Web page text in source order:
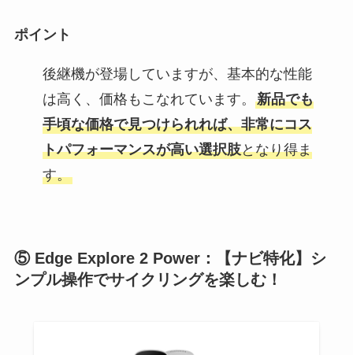
ポイント
後継機が登場していますが、基本的な性能
は高く、価格もこなれています。 新品でも
手頃な価格で見つけられれば、非常にコス
トパフォーマンスが高い選択肢となり得ま
す。
⑤ Edge Explore 2 Power：【ナビ特化】シ
ンプル操作でサイクリングを楽しむ！